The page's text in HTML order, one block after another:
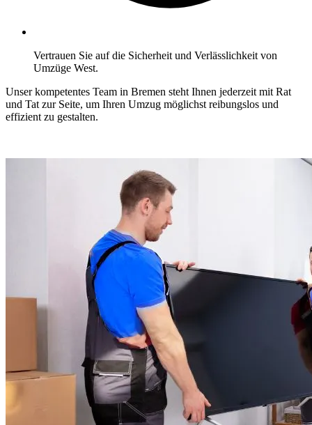
Vertrauen Sie auf die Sicherheit und Verlässlichkeit von
Umzüge West.
Unser kompetentes Team in Bremen steht Ihnen jederzeit mit Rat
und Tat zur Seite, um Ihren Umzug möglichst reibungslos und
effizient zu gestalten.